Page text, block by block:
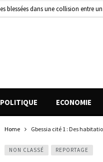
à AFG Bank : les regards
POLITIQUE ECONOMIE
Home Gbessia cité 1 : Des
NON CLASSÉ REPORTAGE